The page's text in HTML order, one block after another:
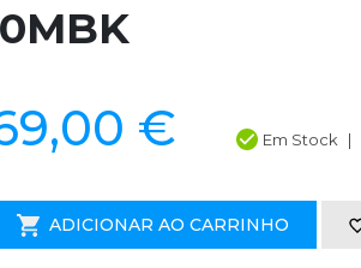
€ Em Stock
ADICIONAR AO CARRINHO